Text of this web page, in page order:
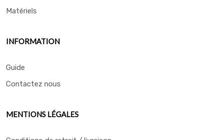
Matériels
INFORMATION
Guide
Contactez nous
MENTIONS LÉGALES